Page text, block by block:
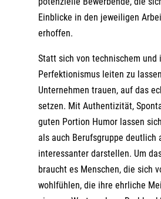
Einblicke in den jeweiligen
erhoffen.
Statt sich von technischem und
Perfektionismus leiten zu
Unternehmen trauen, auf das
setzen. Mit Authentizität,
guten Portion Humor lassen
als auch Berufsgruppe deutlich
interessanter darstellen. Um
braucht es Menschen, die sich
wohlfühlen, die ihre ehrliche